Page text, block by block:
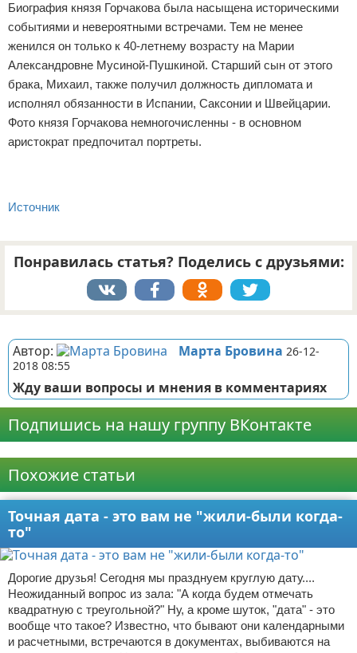
Биография князя Горчакова была насыщена историческими
событиями и невероятными встречами. Тем не менее
женился он только к 40-летнему возрасту на Марии
Александровне Мусиной-Пушкиной. Старший сын от этого
брака, Михаил, также получил должность дипломата и
исполнял обязанности в Испании, Саксонии и Швейцарии.
Фото князя Горчакова немногочисленны - в основном
аристократ предпочитал портреты.
Источник
Понравилась статья? Поделись с друзьями:
Автор: Марта Бровина 26-12-
2018 08:55
Жду ваши вопросы и мнения в комментариях
Подпишись на нашу группу ВКонтакте
Похожие статьи
Точная дата - это вам не "жили-были когда-
то"
Дорогие друзья! Сегодня мы празднуем круглую дату....
Неожиданный вопрос из зала: "А когда будем отмечать
квадратную с треугольной?" Ну, а кроме шуток, "дата" - это
вообще что такое? Известно, что бывают они календарными
и расчетными, встречаются в документах, выбиваются на